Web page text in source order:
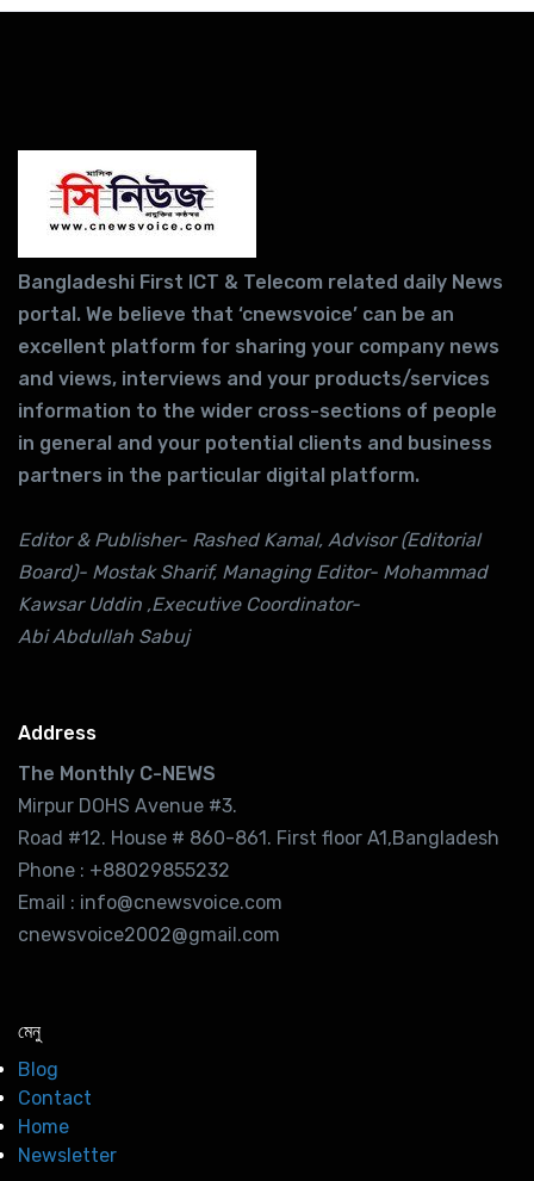
Bangladeshi First ICT & Telecom related daily News
portal. We believe that ‘cnewsvoice’ can be an
excellent platform for sharing your company news
and views, interviews and your products/services
information to the wider cross-sections of people
in general and your potential clients and business
partners in the particular digital platform.
Editor & Publisher- Rashed Kamal, Advisor (Editorial
Board)- Mostak Sharif, Managing Editor- Mohammad
Kawsar Uddin ,Executive Coordinator-
Abi Abdullah Sabuj
Address
The Monthly C-NEWS
Mirpur DOHS Avenue #3.
Road #12. House # 860-861. First floor A1,Bangladesh
Phone : +88029855232
Email : info@cnewsvoice.com
cnewsvoice2002@gmail.com
মেনু
Blog
Contact
Home
Newsletter